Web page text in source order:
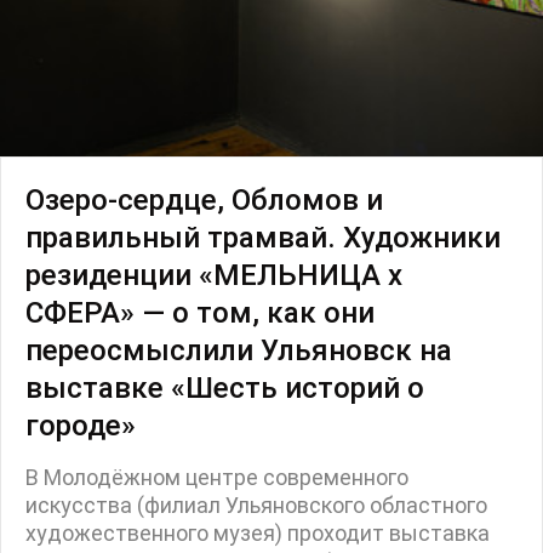
Озеро-сердце, Обломов и
правильный трамвай. Художники
резиденции «МЕЛЬНИЦА х
СФЕРА» — о том, как они
переосмыслили Ульяновск на
выставке «Шесть историй о
городе»
В Молодёжном центре современного
искусства (филиал Ульяновского областного
художественного музея) проходит выставка